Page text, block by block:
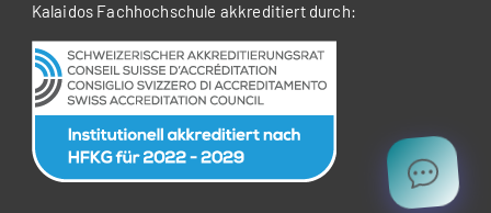
Kalaidos Fachhochschule akkreditiert durch: